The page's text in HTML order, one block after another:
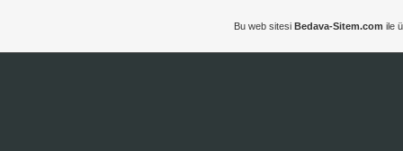
Bu web sitesi Bedava-Sitem.com ile